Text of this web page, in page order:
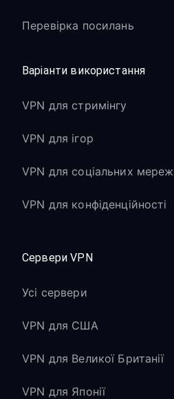
Перевірка посилань
Варіанти використання
VPN для стримінгу
VPN для ігор
VPN для соціальних мереж
VPN для конфіденційності
Сервери VPN
Усі сервери
VPN для США
VPN для Великої Британії
VPN для Японії